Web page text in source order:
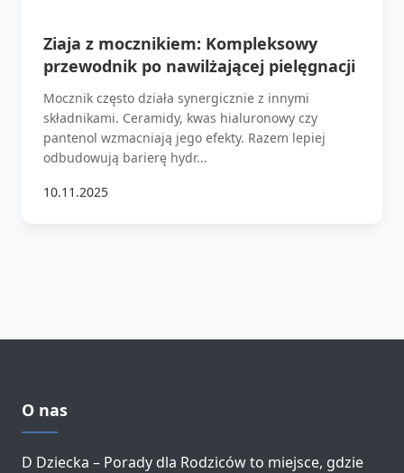
Ziaja z mocznikiem: Kompleksowy
przewodnik po nawilżającej pielęgnacji
Mocznik często działa synergicznie z innymi
składnikami. Ceramidy, kwas hialuronowy czy
pantenol wzmacniają jego efekty. Razem lepiej
odbudowują barierę hydr...
10.11.2025
O nas
D Dziecka – Porady dla Rodziców to miejsce, gdzie